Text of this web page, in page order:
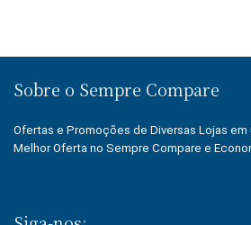
Sobre o Sempre Compare
Ofertas e Promoções de Diversas Lojas em
Melhor Oferta no Sempre Compare e